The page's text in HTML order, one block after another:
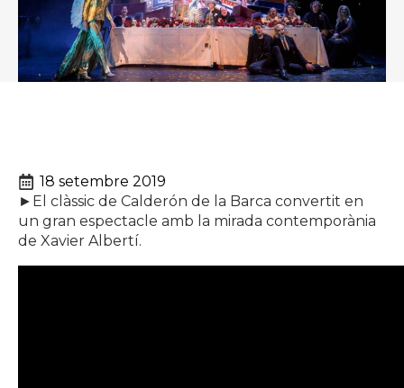
18 setembre 2019
►El clàssic de Calderón de la Barca convertit en
un gran espectacle amb la mirada contemporània
de Xavier Albertí.